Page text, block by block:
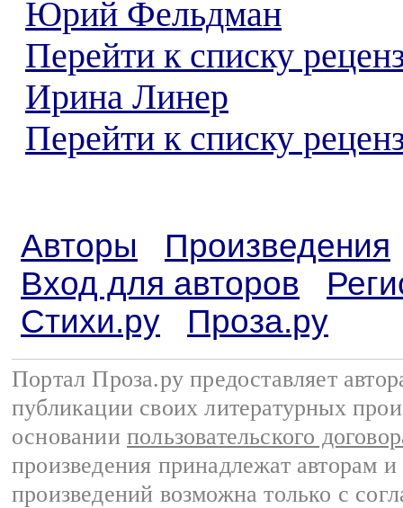
Юрий Фельдман
Перейти к списку
Ирина Линер
Перейти к списку
Авторы
Произведения
Вход для авторов
Стихи.ру
Проза.ру
Портал Проза.ру предоставляет
публикации своих литературных
основании пользовательского
произведения принадлежат авторам
произведений возможна только с